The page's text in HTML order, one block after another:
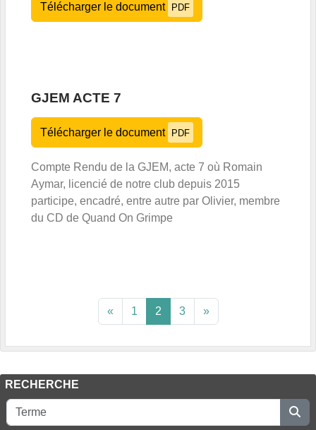
Télécharger le document PDF
GJEM ACTE 7
Télécharger le document PDF
Compte Rendu de la GJEM, acte 7 où Romain
Aymar, licencié de notre club depuis 2015
participe, encadré, entre autre par Olivier, membre
du CD de Quand On Grimpe
« 1 2 3 »
RECHERCHE